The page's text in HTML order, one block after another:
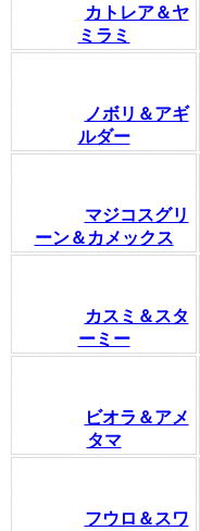
カトレア＆ヤ
ミラミ
ノボリ＆アギ
ルダー
マジコスグリ
ーン＆カメックス
カスミ＆スタ
ーミー
ビオラ＆アメ
タマ
フウロ＆スワ